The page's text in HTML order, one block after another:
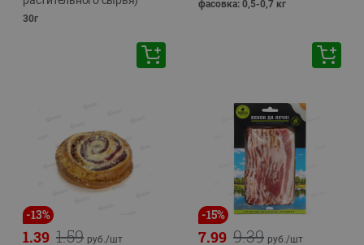
30г
фасовка: 0,5-0,7 кг
-13%
1.59
1.39 руб./шт
-15%
9.39
7.99 руб./шт